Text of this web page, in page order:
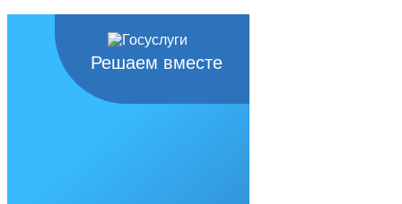
Решаем вместе